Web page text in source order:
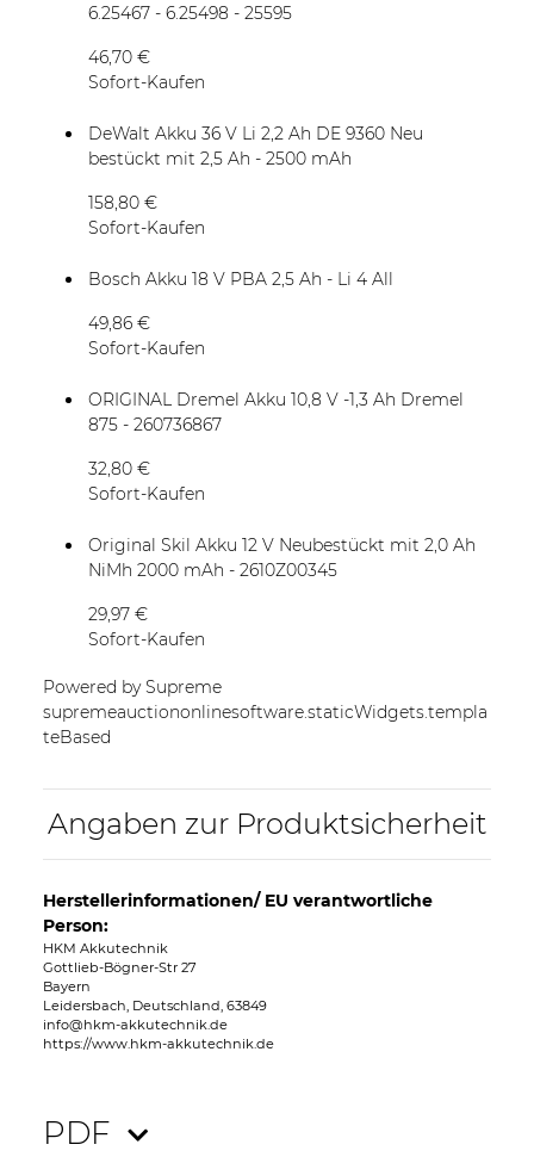
6.25467 - 6.25498 - 25595
46,70 €
Sofort-Kaufen
DeWalt Akku 36 V Li 2,2 Ah DE 9360 Neu
bestückt mit 2,5 Ah - 2500 mAh
158,80 €
Sofort-Kaufen
Bosch Akku 18 V PBA 2,5 Ah - Li 4 All
49,86 €
Sofort-Kaufen
ORIGINAL Dremel Akku 10,8 V -1,3 Ah Dremel
875 - 260736867
32,80 €
Sofort-Kaufen
Original Skil Akku 12 V Neubestückt mit 2,0 Ah
NiMh 2000 mAh - 2610Z00345
29,97 €
Sofort-Kaufen
Powered by Supreme
supremeauctiononlinesoftware.staticWidgets.templa
teBased
Angaben zur Produktsicherheit
Herstellerinformationen/ EU verantwortliche
Person:
HKM Akkutechnik
Gottlieb-Bögner-Str 27
Bayern
Leidersbach, Deutschland, 63849
info@hkm-akkutechnik.de
https://www.hkm-akkutechnik.de
PDF